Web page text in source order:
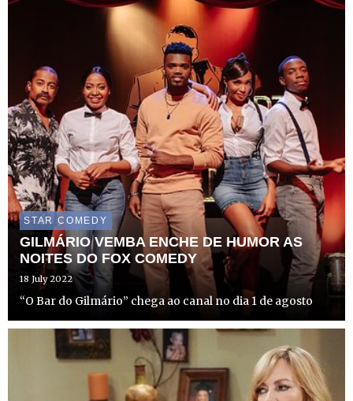
STAR COMEDY
GILMÁRIO VEMBA ENCHE DE HUMOR AS
NOITES DO FOX COMEDY
18 July 2022
“O Bar do Gilmário” chega ao canal no dia 1 de agosto